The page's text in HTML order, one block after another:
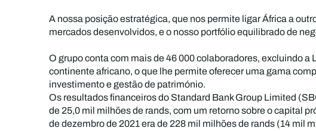
A nossa posição estratégica, que nos permite ligar África a
mercados desenvolvidos, e o nosso portfólio equilibrado de
O grupo conta com mais de 46 000 colaboradores, excluindo
continente africano, o que lhe permite oferecer uma gama
investimento e gestão de património.
Os resultados financeiros do Standard Bank Group Limited
de 25,0 mil milhões de rands, com um retorno sobre o capital
de dezembro de 2021 era de 228 mil milhões de rands (14 mil